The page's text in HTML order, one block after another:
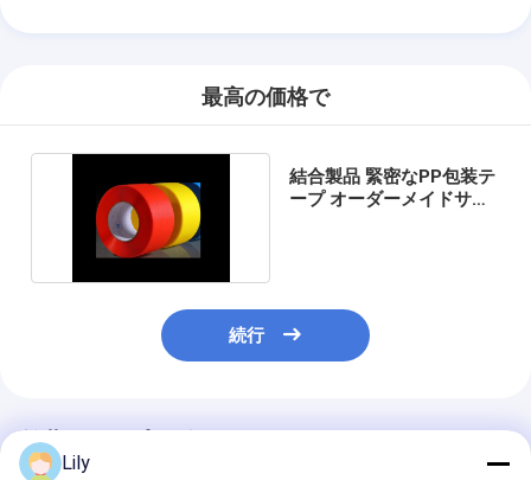
最高の価格で
結合製品 緊密なPP包装テ
ープ オーダーメイドサイ
続行
推薦されたプロダクト
Lily